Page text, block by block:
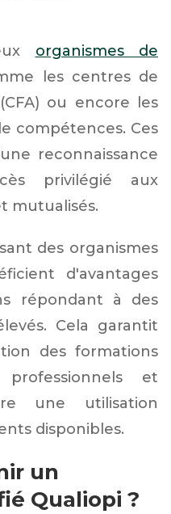
organismes de
les centres de
ou encore les
compétences. Ces
reconnaissance
privilégié aux
mutualisés.
des organismes
d'avantages
répondant à des
Cela garantit
des formations
et
une utilisation
disponibles.
un
Qualiopi ?